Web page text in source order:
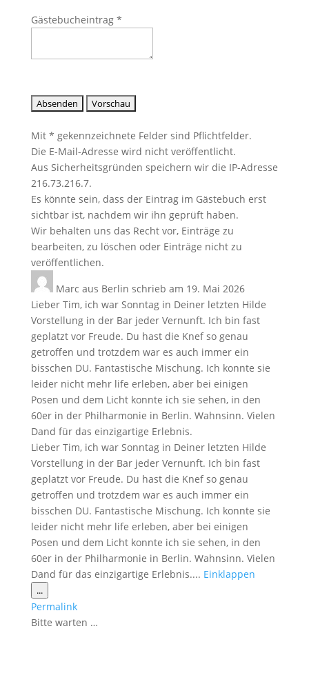
Gästebucheintrag *
Mit * gekennzeichnete Felder sind Pflichtfelder.
Die E-Mail-Adresse wird nicht veröffentlicht.
Aus Sicherheitsgründen speichern wir die IP-Adresse
216.73.216.7.
Es könnte sein, dass der Eintrag im Gästebuch erst
sichtbar ist, nachdem wir ihn geprüft haben.
Wir behalten uns das Recht vor, Einträge zu
bearbeiten, zu löschen oder Einträge nicht zu
veröffentlichen.
Marc aus Berlin schrieb am 19. Mai 2026
Lieber Tim, ich war Sonntag in Deiner letzten Hilde
Vorstellung in der Bar jeder Vernunft. Ich bin fast
geplatzt vor Freude. Du hast die Knef so genau
getroffen und trotzdem war es auch immer ein
bisschen DU. Fantastische Mischung. Ich konnte sie
leider nicht mehr life erleben, aber bei einigen
Posen und dem Licht konnte ich sie sehen, in den
60er in der Philharmonie in Berlin. Wahnsinn. Vielen
Dand für das einzigartige Erlebnis.
Lieber Tim, ich war Sonntag in Deiner letzten Hilde
Vorstellung in der Bar jeder Vernunft. Ich bin fast
geplatzt vor Freude. Du hast die Knef so genau
getroffen und trotzdem war es auch immer ein
bisschen DU. Fantastische Mischung. Ich konnte sie
leider nicht mehr life erleben, aber bei einigen
Posen und dem Licht konnte ich sie sehen, in den
60er in der Philharmonie in Berlin. Wahnsinn. Vielen
Dand für das einzigartige Erlebnis.... Einklappen
...Diese
Metabox
ein-/ausblenden.
Permalink
Bitte warten …